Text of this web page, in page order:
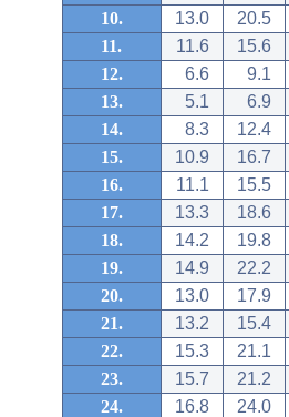
10.
13.0
20.5
11.
11.6
15.6
12.
6.6
9.1
13.
5.1
6.9
14.
8.3
12.4
15.
10.9
16.7
16.
11.1
15.5
17.
13.3
18.6
18.
14.2
19.8
19.
14.9
22.2
20.
13.0
17.9
21.
13.2
15.4
22.
15.3
21.1
23.
15.7
21.2
24.
16.8
24.0